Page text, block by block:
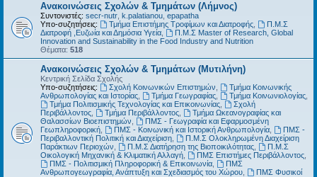
Ανακοινώσεις Σχολών & Τμημάτων (Λήμνος)
Συντονιστές: secr-nutr k.palatianou epapatha
Υπο-συζητήσεις:
Τμήμα Επιστήμης Τροφίμων και Διατροφής,
Π.Μ.Σ
Διατροφή ,Ευζωία και Δημόσια Υγεία
Π.Μ.Σ Master of Research, Global
Innovation and Sustainability in the Food Industry and Nutrition
Θέματα: 518
Ανακοινώσεις Σχολών & Τμημάτων (Μυτιλήνη)
Κεντρική Σελίδα Σχολής
Υπο-συζητήσεις:
Σχολή Κοινωνικών Επιστημών
Τμήμα Κοινωνικής
Ανθρωπολογίας και Ιστορίας
Τμήμα Γεωγραφίας, Τμήμα Κοινωνιολογίας,
Τμήμα Πολιτισμικής Τεχνολογίας και Επικοινωνίας,
Σχολή
Περιβάλλοντος
Τμήμα Περιβάλλοντος,
Τμήμα Ωκεανογραφίας και
Θαλασσίων Βιοεπιστημών
ΠΜΣ - Γεωγραφία και Εφαρμοσμένη
Γεωπληροφορική
ΠΜΣ - Κοινωνική και Ιστορική Ανθρωπολογία,
ΠΜΣ -
Περιβαλλοντική Πολιτική και Διαχείριση
Π.Μ.Σ Ολοκληρωμένη Διαχείριση
Παράκτιων Περιοχών
Π.Μ.Σ Διατήρηση της Βιοποικιλότητας,
Π.Μ.Σ
Οικολογική Μηχανική & Κλιματική Αλλαγή
ΠΜΣ Επιστήμες Περιβάλλοντος,
ΠΜΣ - Πολιτισμική Πληροφορική & Επικοινωνία,
ΠΜΣ
Ανθρωπογεωγραφία, Ανάπτυξη και Σχεδιασμός του Χώρου
ΠΜΣ Φυσικοί